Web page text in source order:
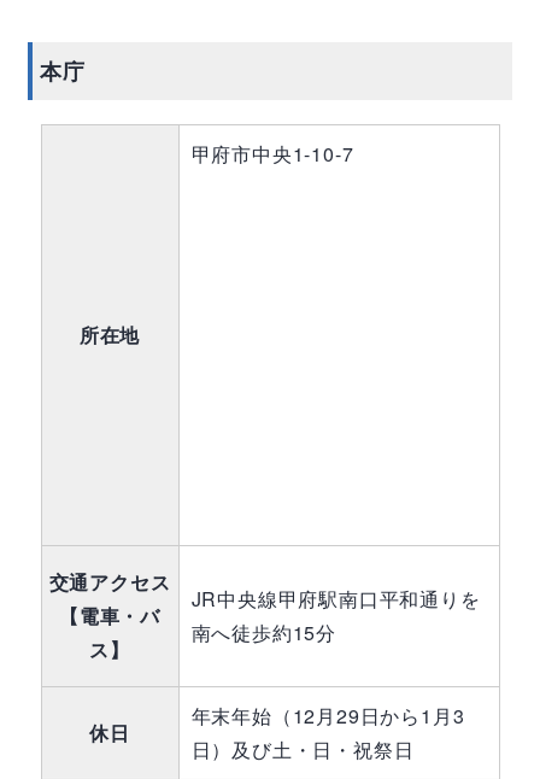
本庁
所在地
甲府市中央1-10-7
交通アクセス
【電車・バ
ス】
JR中央線甲府駅南口平和通りを
南へ徒歩約15分
休日
年末年始（12月29日から1月3
日）及び土・日・祝祭日